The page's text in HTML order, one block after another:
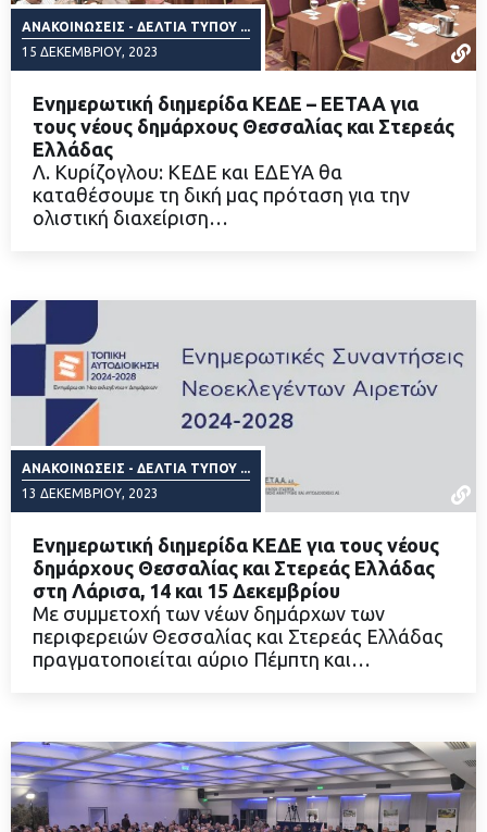
ΑΝΑΚΟΙΝΏΣΕΙΣ - ΔΕΛΤΊΑ ΤΎΠΟΥ ...
15 ΔΕΚΕΜΒΡΊΟΥ, 2023
ΔΙΑΒΑΣΤΕ ΠΕΡΙΣΣΟΤΕΡΑ
Ενημερωτική διημερίδα ΚΕΔΕ – ΕΕΤΑΑ για
τους νέους δημάρχους Θεσσαλίας και Στερεάς
Ελλάδας
Λ. Κυρίζογλου: ΚΕΔΕ και ΕΔΕΥΑ θα
καταθέσουμε τη δική μας πρόταση για την
ολιστική διαχείριση…
ΑΝΑΚΟΙΝΏΣΕΙΣ - ΔΕΛΤΊΑ ΤΎΠΟΥ ...
13 ΔΕΚΕΜΒΡΊΟΥ, 2023
ΔΙΑΒΑΣΤΕ ΠΕΡΙΣΣΟΤΕΡΑ
Ενημερωτική διημερίδα ΚΕΔΕ για τους νέους
δημάρχους Θεσσαλίας και Στερεάς Ελλάδας
στη Λάρισα, 14 και 15 Δεκεμβρίου
Με συμμετοχή των νέων δημάρχων των
περιφερειών Θεσσαλίας και Στερεάς Ελλάδας
πραγματοποιείται αύριο Πέμπτη και…